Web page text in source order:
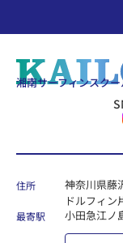
湘南サーフィンスク
住所
神奈川県藤
ドルフィン
最寄駅 小田急江ノ